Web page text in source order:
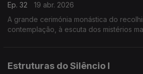
Ep. 32
19 abr. 2026
A grande cerimónia monástica do
contemplação, à escuta dos mistérios
Estruturas do Silêncio I